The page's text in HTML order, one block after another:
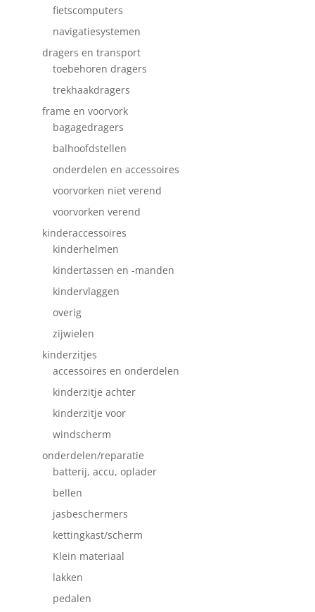
fietscomputers
navigatiesystemen
dragers en transport
toebehoren dragers
trekhaakdragers
frame en voorvork
bagagedragers
balhoofdstellen
onderdelen en accessoires
voorvorken niet verend
voorvorken verend
kinderaccessoires
kinderhelmen
kindertassen en -manden
kindervlaggen
overig
zijwielen
kinderzitjes
accessoires en onderdelen
kinderzitje achter
kinderzitje voor
windscherm
onderdelen/reparatie
batterij, accu, oplader
bellen
jasbeschermers
kettingkast/scherm
Klein materiaal
lakken
pedalen